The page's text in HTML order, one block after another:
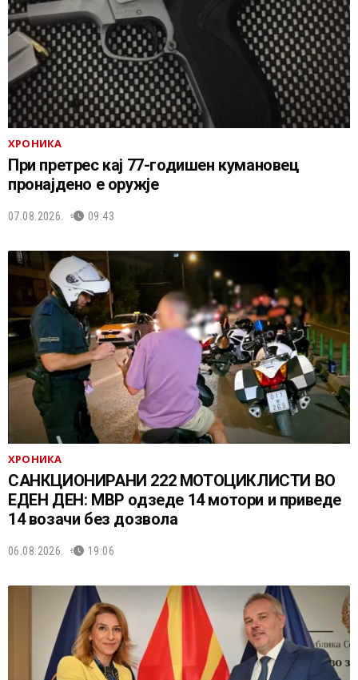
ХРОНИКА
При претрес кај 77-годишен кумановец
пронајдено е оружје
07.08.2026. 09:43
ХРОНИКА
САНКЦИОНИРАНИ 222 МОТОЦИКЛИСТИ ВО
ЕДЕН ДЕН: МВР одзеде 14 мотори и приведе
14 возачи без дозвола
06.08.2026. 19:06